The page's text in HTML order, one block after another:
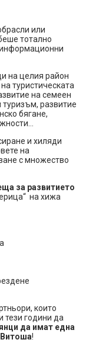
или
тотално
информационни
на целия район
туристическата
на семеен
туризъм, развитие
бягане,
и хиляди
на
с множество
за развитието
на хижа
които
тези години да
да имат една
Витоша!